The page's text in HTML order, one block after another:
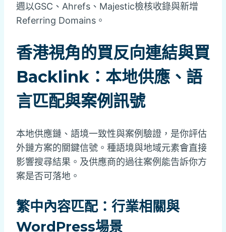
週以GSC、Ahrefs、Majestic檢核收錄與新增
Referring Domains。
香港視角的買反向連結與買
Backlink：本地供應、語
言匹配與案例訊號
本地供應鏈、語境一致性與案例驗證，是你評估
外鏈方案的關鍵信號。種語境與地域元素會直接
影響搜尋結果。及供應商的過往案例能告訴你方
案是否可落地。
繁中內容匹配：行業相關與
WordPress場景